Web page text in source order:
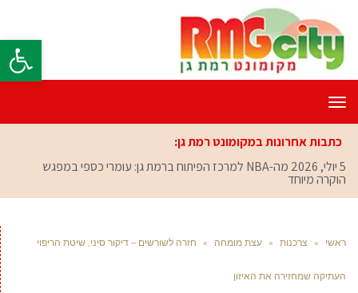
פתח
תפריט
כתבות אחרונות במקומונט רמת גן:
5 יולי, 2026
מה-NBA למרכז הפיתוח ברמת גן: עומרי כספי במפגש
הוקרה מיוחד
ראשי » צרכנות » עצת מומחה » חזרה לשורשים – דיקור סיני, שיטת הריפוי
העתיקה שמחזירה את האיזון